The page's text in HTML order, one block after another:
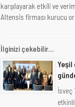
karşılayarak etkili ve
Altensis firması kurucu
İlginizi çekebilir...
İsveç